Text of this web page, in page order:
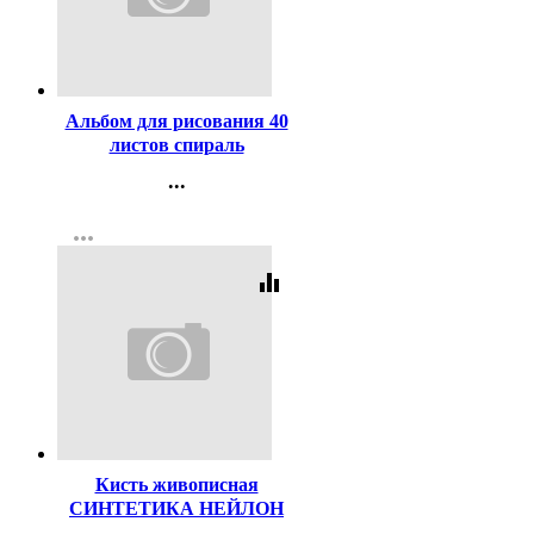
Альбом для рисования 40
листов спираль
Hatber Котики-зефирки
арт.40А4мтлВсп
...
Регистрация
more_horiz
equalizer
Кисть живописная
СИНТЕТИКА НЕЙЛОН